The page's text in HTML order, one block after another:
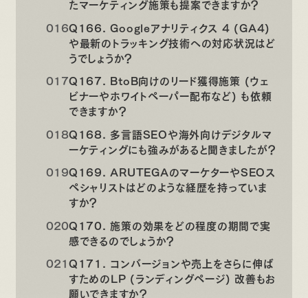
たマーケティング施策も提案できますか？
Q166. Googleアナリティクス 4 (GA4)
や最新のトラッキング技術への対応状況はど
うでしょうか？
Q167. BtoB向けのリード獲得施策 (ウェ
ビナーやホワイトペーパー配布など) も依頼
できますか？
Q168. 多言語SEOや海外向けデジタルマ
ーケティングにも強みがあると聞きましたが？
Q169. ARUTEGAのマーケターやSEOス
ペシャリストはどのような経歴を持っていま
すか？
Q170. 施策の効果をどの程度の期間で実
感できるのでしょうか？
Q171. コンバージョンや売上をさらに伸ば
すためのLP (ランディングページ) 改善もお
願いできますか？